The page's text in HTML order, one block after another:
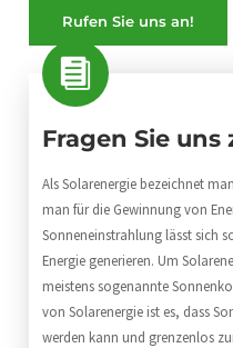
Rufen Sie uns an!
Fragen Sie uns
Als Solarenergie bezeichnet
man für die Gewinnung von
Sonneneinstrahlung lässt sich
Energie generieren. Um
meistens sogenannte
von Solarenergie ist es, dass
werden kann und grenzenlos